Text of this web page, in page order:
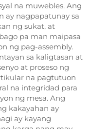
na muwebles. Ang
ay nagpapatunay sa
ng sukat, at
pa man maipasa
ng pag-assembly.
sa kaligtasan at
at proseso ng
na pagtutuon
na integridad para
ng mesa. Ang
kakayahan ay
ay kayang